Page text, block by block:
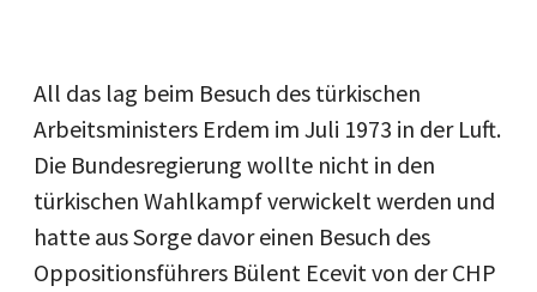
All das lag beim Besuch des türkischen
Arbeitsministers Erdem im Juli 1973 in der Luft.
Die Bundesregierung wollte nicht in den
türkischen Wahlkampf verwickelt werden und
hatte aus Sorge davor einen Besuch des
Oppositionsführers Bülent Ecevit von der CHP